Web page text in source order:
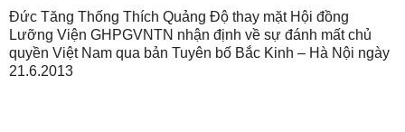
Đức Tăng Thống Thích Quảng Độ thay mặt Hội đồng
Lưỡng Viện GHPGVNTN nhận định về sự đánh mất chủ
quyền Việt Nam qua bản Tuyên bố Bắc Kinh – Hà Nội ngày
21.6.2013